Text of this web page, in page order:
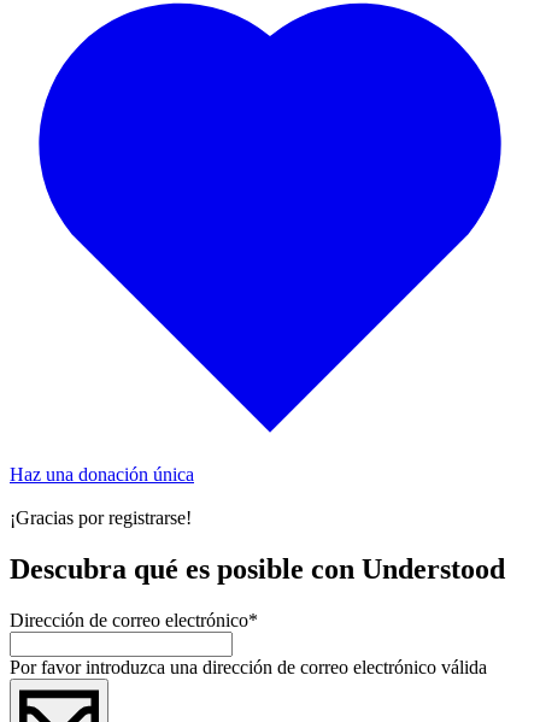
Haz una donación única
¡Gracias por registrarse!
Descubra qué es posible con Understood
Dirección de correo electrónico*
Por favor introduzca una dirección de correo electrónico válida